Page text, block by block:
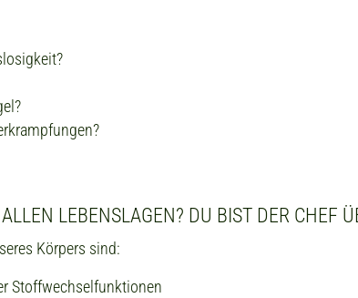
LEBENSLAGEN? DU BIST DER CHEF
Körpers sind:
Stoffwechselfunktionen